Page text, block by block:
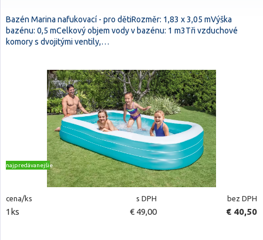
Bazén Marina nafukovací - pro dětiRozměr: 1,83 x 3,05 mVýška
bazénu: 0,5 mCelkový objem vody v bazénu: 1 m3Tři vzduchové
komory s dvojitými ventily,…
najpredávanejšie
cena/ks s DPH bez DPH
1ks € 49,00 € 40,50